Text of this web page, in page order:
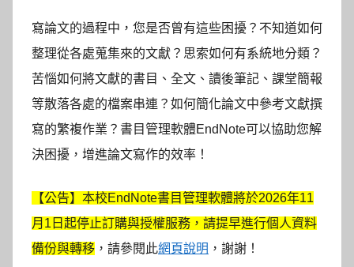
寫論文的過程中，您是否曾有這些困擾？ 不知道如何
整理從各處蒐集來的文獻？思索如何有系統地分類？
苦惱如何將文獻的書目、全文、讀後筆記、課堂簡報
等散落各處的檔案串連？如何簡化論文中參考文獻撰
寫的繁複作業？ 書目管理軟體EndNote可以協助您解
決困擾，增進論文寫作的效率！
【公告】本校EndNote書目管理軟體將於2026年11
月1日起停止訂購與授權服務，請提早進行個人資料
備份與轉移 ，請參閱此網頁說明 ，謝謝！